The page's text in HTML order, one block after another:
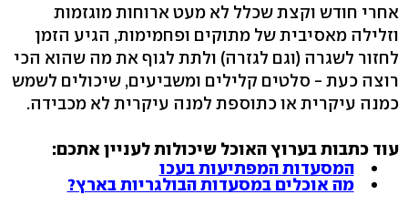
אחרי חודש וקצת שכלל לא מעט ארוחות מוגזמות
וזלילה מאסיבית של מתוקים ופחמימות, הגיע הזמן
לחזור לשגרה (וגם לגזרה) ולתת לגוף את מה שהוא הכי
רוצה כעת - סלטים קלילים ומשביעים, שיכולים לשמש
כמנה עיקרית או כתוספת למנה עיקרית לא מכבידה.
עוד כתבות בערוץ האוכל שיכולות לעניין אתכם:
המסעדות המפתיעות בעכו
מה אוכלים במסעדות הבולגריות בארץ?